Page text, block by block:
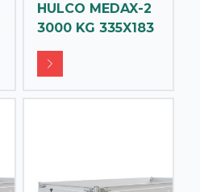
HULCO MEDAX-2
3000 KG 335X183